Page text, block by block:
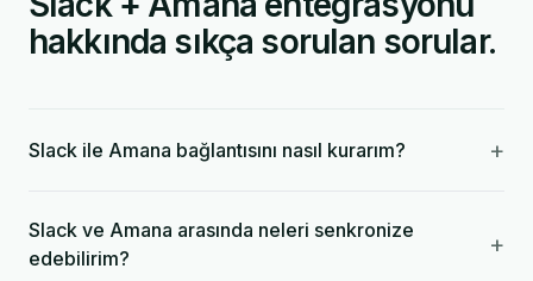
hakkında sıkça sorulan sorular.
Slack ile Amana bağlantısını nasıl kurarım? +
Slack ve Amana arasında neleri senkronize
edebilirim?
+